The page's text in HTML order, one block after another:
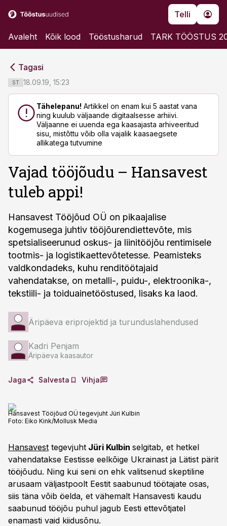
Telli
Avaleht Kõik lood Tööstusharud TARK TÖÖSTUS
Tagasi
ST 18.09.19, 15:23
Tähelepanu! Artikkel on enam kui 5 aastat vana
ning kuulub väljaande digitaalsesse arhiivi.
Väljaanne ei uuenda ega kaasajasta arhiveeritud
sisu, mistõttu võib olla vajalik kaasaegsete
allikatega tutvumine
Vajad tööjõudu – Hansavest
tuleb appi!
Hansavest Tööjõud OÜ on pikaajalise
kogemusega juhtiv tööjõurendiettevõte, mis
spetsialiseerunud oskus- ja liinitööjõu rentimisele
tootmis- ja logistikaettevõtetesse. Peamisteks
valdkondadeks, kuhu renditöötajaid
vahendatakse, on metalli-, puidu-, elektroonika-,
tekstiili- ja toiduainetööstused, lisaks ka laod.
Äripäeva eriprojektid ja turunduslahendused
Kadri Penjam
Äripäeva kaasautor
Jaga Salvesta Vihja
Hansavest Tööjõud OÜ tegevjuht Jüri Kulbin
Foto: Eiko Kink/Mollusk Media
Hansavest tegevjuht Jüri Kulbin selgitab, et hetkel
vahendatakse Eestisse eelkõige Ukrainast ja Lätist pärit
tööjõudu. Ning kui seni on ehk valitsenud skeptiline
arusaam väljastpoolt Eestit saabunud töötajate osas,
siis täna võib öelda, et vähemalt Hansavesti kaudu
saabunud tööjõu puhul jagub Eesti ettevõtjatel
enamasti vaid kiidusõnu.